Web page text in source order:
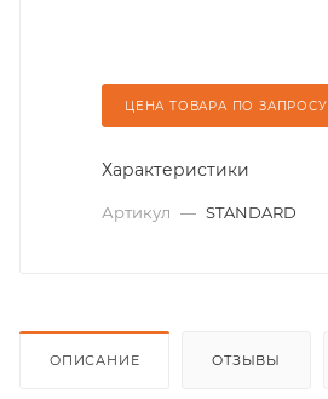
ЦЕНА ТОВАРА ПО ЗАПРОСУ
Характеристики
Артикул — STANDARD
ОПИСАНИЕ ОТЗЫВЫ